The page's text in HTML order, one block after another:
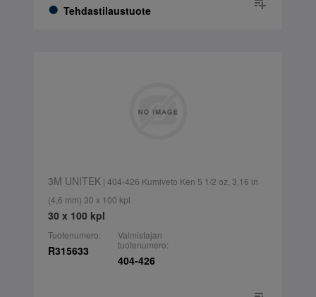
Tehdastilaustuote
3M UNITEK| 404-426 Kumiveto Ken 5 1/2 oz, 3,16 in
(4,6 mm) 30 x 100 kpl
30 x 100 kpl
Tuotenumero:
R315633
Valmistajan
tuotenumero:
404-426